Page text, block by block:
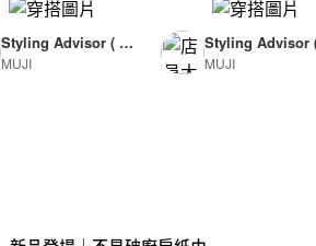
Styling Advisor ( F
or Woman )
MUJI
Styling Advisor
or Man )
MUJI